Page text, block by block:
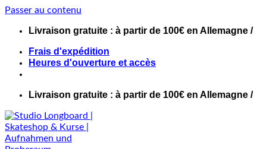
Passer au contenu
Livraison gratuite : à partir de 100€ en Allemagne
Frais d'expédition
Heures d'ouverture et accès
Livraison gratuite : à partir de 100€ en Allemagne